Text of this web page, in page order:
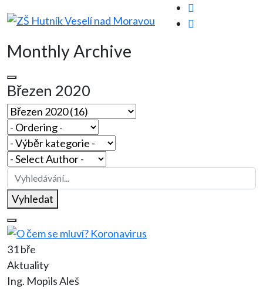
Monthly Archive
Březen 2020
Vyhledat
31 bře
Aktuality
Ing. Mopils Aleš